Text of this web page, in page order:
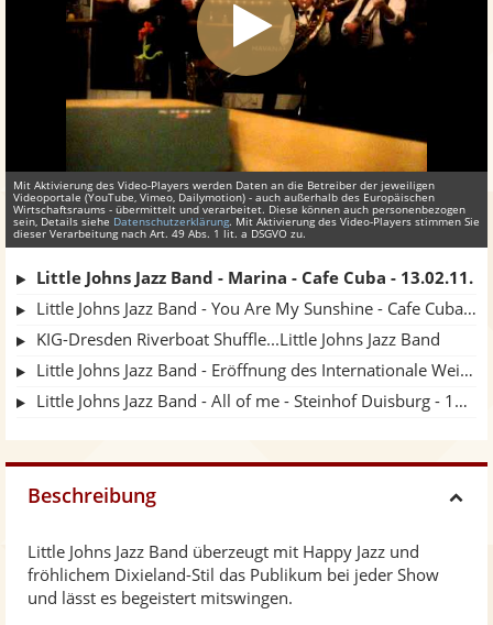
Mit Aktivierung des Video-Players werden Daten an die Betreiber der jeweiligen
Videoportale (YouTube, Vimeo, Dailymotion) - auch außerhalb des Europäischen
Wirtschaftsraums - übermittelt und verarbeitet. Diese können auch personenbezogen
sein, Details siehe Datenschutzerklärung. Mit Aktivierung des Video-Players stimmen Sie
dieser Verarbeitung nach Art. 49 Abs. 1 lit. a DSGVO zu.
Little Johns Jazz Band - Marina - Cafe Cuba - 13.02.11.
Little Johns Jazz Band - You Are My Sunshine - Cafe Cuba - 13.02.11.
KIG-Dresden Riverboat Shuffle...Little Johns Jazz Band
Little Johns Jazz Band - Eröffnung des Internationale Weihnachtsmarkt Essen
Little Johns Jazz Band - All of me - Steinhof Duisburg - 17.10.2010 .
Beschreibung
Little Johns Jazz Band überzeugt mit Happy Jazz und
fröhlichem Dixieland-Stil das Publikum bei jeder Show
und lässt es begeistert mitswingen.